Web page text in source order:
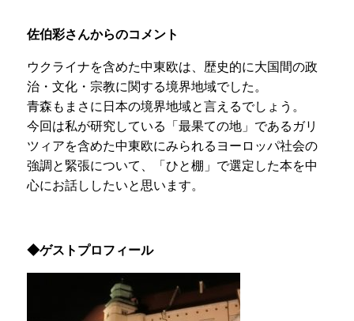
佐伯彩さんからのコメント
ウクライナを含めた中東欧は、歴史的に大国間の政
治・文化・宗教に関する境界地域でした。
青森もまさに日本の境界地域と言えるでしょう。
今回は私が研究している「最果ての地」であるガリ
ツィアを含めた中東欧にみられるヨーロッパ社会の
強調と緊張について、「ひと棚」で選定した本を中
心にお話ししたいと思います。
◆ゲストプロフィール